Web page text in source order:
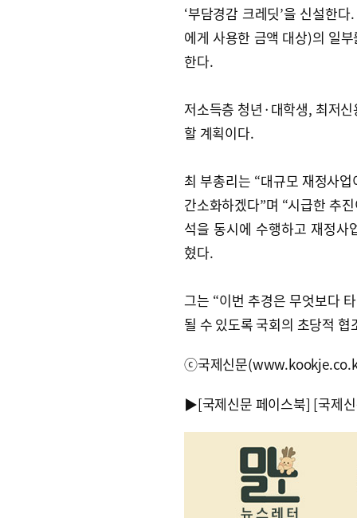
‘부담경감 크레딧’을 신설한
에게 사용한 금액 대상)의 일
한다.
저소득층 청년·대학생, 최저
할 계획이다.
최 부총리는 “대규모 재정사
간소화하겠다”며 “시급한 추
석을 동시에 수행하고 재정사
혔다.
그는 “이번 추경은 무엇보다
될 수 있도록 국회의 초당적
ⓒ국제신문
▶[국제신문 페이스북] [국제